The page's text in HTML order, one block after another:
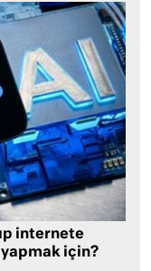
internete
için?